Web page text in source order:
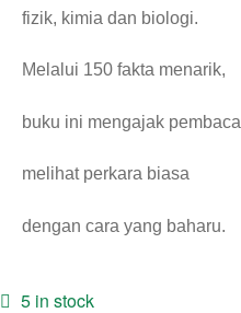
fizik, kimia dan biologi.
Melalui 150 fakta menarik,
buku ini mengajak pembaca
melihat perkara biasa
dengan cara yang baharu.
5 in stock